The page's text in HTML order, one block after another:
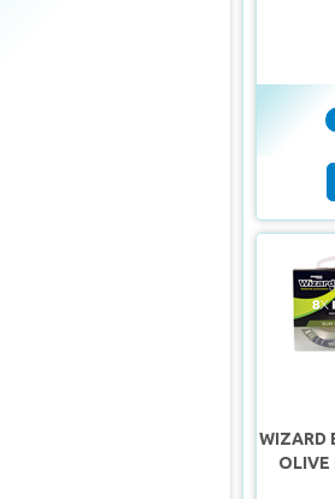
WIZARD
OLIVE